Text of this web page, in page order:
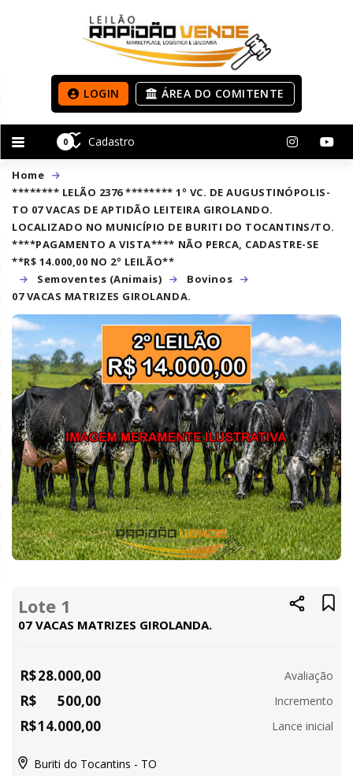
0 Cadastro
LOGIN ÁREA DO COMITENTE
Home
******** LELÃO 2376 ******** 1º VC. DE AUGUSTINÓPOLIS-
TO 07 VACAS DE APTIDÃO LEITEIRA GIROLANDO.
LOCALIZADO NO MUNICÍPIO DE BURITI DO TOCANTINS/TO.
****PAGAMENTO A VISTA**** NÃO PERCA, CADASTRE-SE
**R$ 14.000,00 NO 2º LEILÃO**
Semoventes (Animais)
Bovinos
07 VACAS MATRIZES GIROLANDA.
Lote 1
07 VACAS MATRIZES GIROLANDA.
R$28.000,00 Avaliação
R$ 500,00 Incremento
R$14.000,00 Lance inicial
Buriti do Tocantins - TO